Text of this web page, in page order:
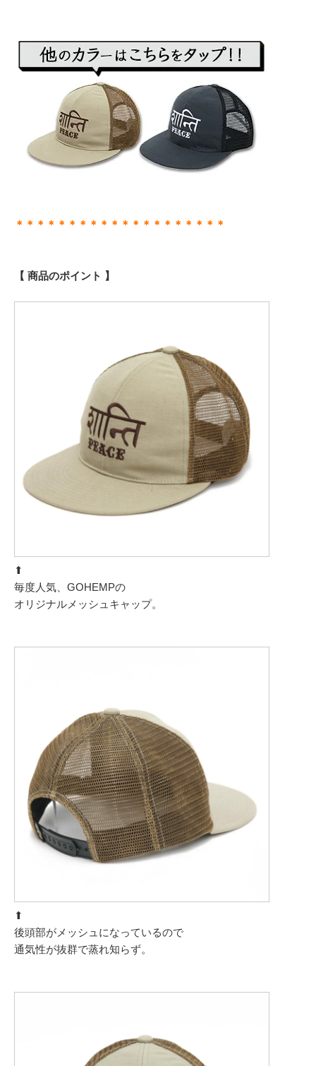
＊＊＊＊＊＊＊＊＊＊＊＊＊＊＊＊＊＊＊＊
【 商品のポイント 】
⬆︎
毎度人気、GOHEMPの
オリジナルメッシュキャップ。
⬆︎
後頭部がメッシュになっているので
通気性が抜群で蒸れ知らず。